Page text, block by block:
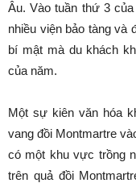
Âu. Vào tuần thứ 3
nhiều viện bảo tàng và
bí mật mà du khách
của năm.
Một sự kiên văn hóa
vang đồi Montmartre
có một khu vực trồng
trên quả đồi